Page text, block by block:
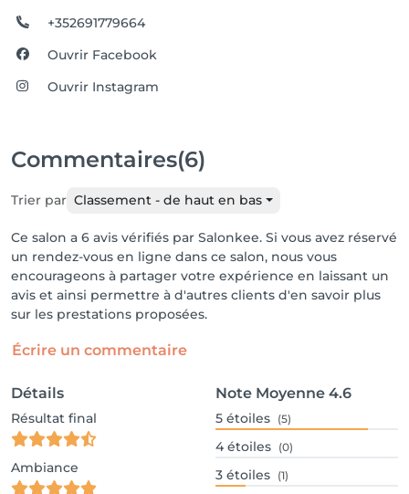
+352691779664
Ouvrir Facebook
Ouvrir Instagram
Commentaires(6)
Trier par Classement - de haut en bas
Ce salon a 6 avis vérifiés par Salonkee. Si vous avez réservé
un rendez-vous en ligne dans ce salon, nous vous
encourageons à partager votre expérience en laissant un
avis et ainsi permettre à d'autres clients d'en savoir plus
sur les prestations proposées.
Écrire un commentaire
Détails
Résultat final
Ambiance
Note Moyenne 4.6
5 étoiles (5)
4 étoiles (0)
3 étoiles (1)